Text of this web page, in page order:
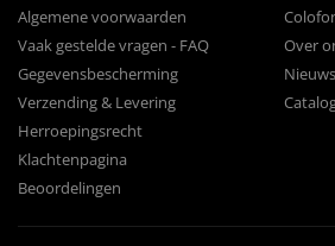
Algemene voorwaarden
Vaak gestelde vragen - FAQ
Gegevensbescherming
Verzending & Levering
Herroepingsrecht
Klachtenpagina
Beoordelingen
Over